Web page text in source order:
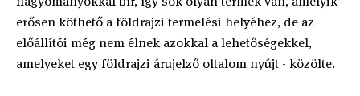
erősen köthető a földrajzi termelési helyéhez, de az
előállítói még nem élnek azokkal a lehetőségekkel,
amelyeket egy földrajzi árujelző oltalom nyújt - közölte.